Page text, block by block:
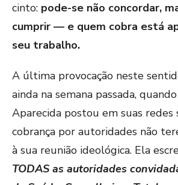
cinto: pode-se não concordar,
cumprir — e quem cobra está
seu trabalho.
A última provocação neste
ainda na semana passada,
Aparecida postou em suas redes
cobrança por autoridades não
à sua reunião ideológica. Ela
TODAS as autoridades